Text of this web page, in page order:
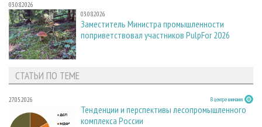
03.08.2026
03.08.2026
Заместитель Министра промышленности
поприветствовал участников PulpFor 2026
СТАТЬИ ПО ТЕМЕ
27.05.2026 В центре внимания
Тенденции и перспективы лесопромышленного
комплекса России